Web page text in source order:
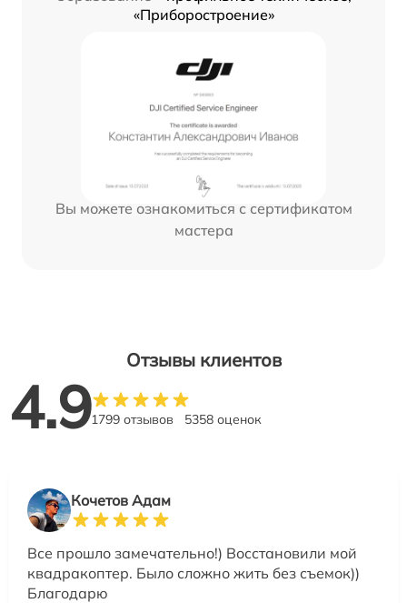
«Приборостроение»
Вы можете ознакомиться с сертификатом
мастера
Отзывы клиентов
4.91799 отзывов 5358 оценок
Кочетов Адам
Все прошло замечательно!) Восстановили мой
квадракоптер. Было сложно жить без съемок))
Благодарю